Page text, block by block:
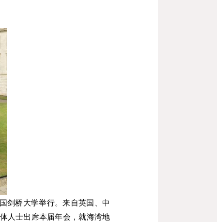
剑桥大学举行。来自英国、中
人士出席本届年会， 就海湾地